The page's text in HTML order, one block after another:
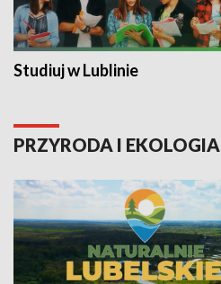
Studiuj w Lublinie
PRZYRODA I EKOLOGIA